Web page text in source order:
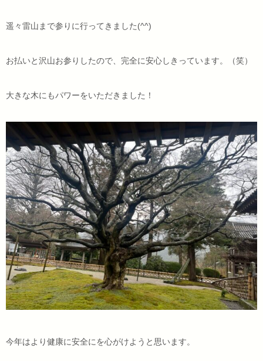
遥々雷山まで参りに行ってきました(^^)
お払いと沢山お参りしたので、完全に安心しきっています。（笑）
大きな木にもパワーをいただきました！
今年はより健康に安全にを心がけようと思います。